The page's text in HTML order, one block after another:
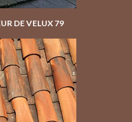
DE VELUX 79